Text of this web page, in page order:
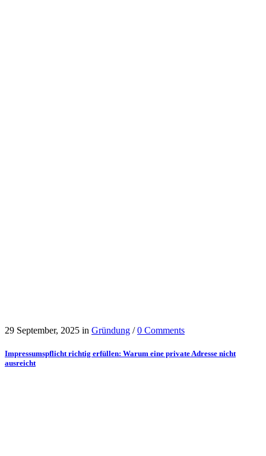
29 September, 2025 in Gründung /0 Comments
Impressumspflicht richtig erfüllen: Warum eine private Adresse nicht
ausreicht